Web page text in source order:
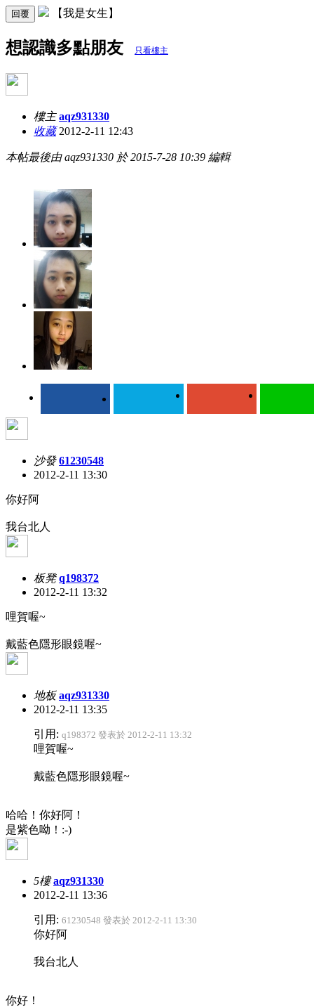
回覆 【我是女生】
想認識多點朋友 只看樓主
樓主 aqz931330
收藏2012-2-11 12:43
本帖最後由 aqz931330 於 2015-7-28 10:39 編輯
沙發 61230548
2012-2-11 13:30
你好阿
我台北人
板凳 q198372
2012-2-11 13:32
哩賀喔~
戴藍色隱形眼鏡喔~
地板 aqz931330
2012-2-11 13:35
引用: q198372 發表於 2012-2-11 13:32
哩賀喔~
戴藍色隱形眼鏡喔~
哈哈！你好阿！
是紫色呦！:-)
5樓 aqz931330
2012-2-11 13:36
引用: 61230548 發表於 2012-2-11 13:30
你好阿
我台北人
你好！